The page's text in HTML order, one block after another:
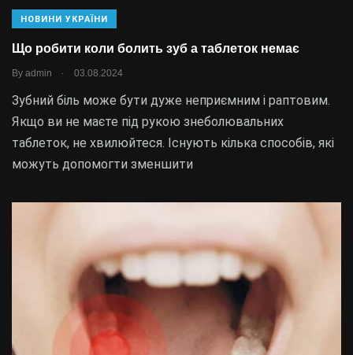
НОВИНИ УКРАЇНИ
Що робити коли болить зуб а таблеток немає
By admin . 03.08.2024
Зубний біль може бути дуже неприємним і раптовим.
Якщо ви не маєте під рукою знеболювальних
таблеток, не хвилюйтеся. Існують кілька способів, які
можуть допомогти зменшити